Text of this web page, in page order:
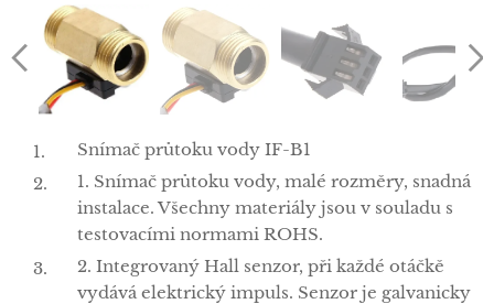
Snímač průtoku vody IF-B1
1. Snímač průtoku vody, malé rozměry, snadná
instalace. Všechny materiály jsou v souladu s
testovacími normami ROHS.
2. Integrovaný Hall senzor, při každé otáčkě
vydává elektrický impuls. Senzor je galvanicky